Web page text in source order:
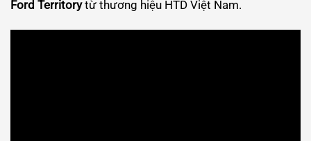
Ford Territorytừ thương hiệu HTD Việt Nam.